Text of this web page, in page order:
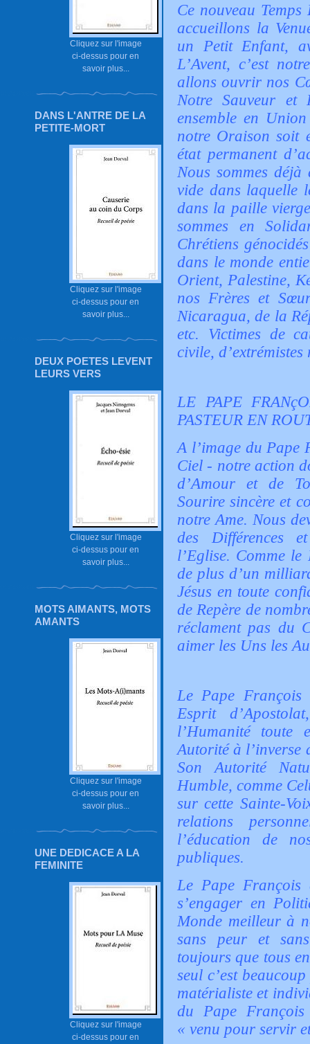
Cliquez sur l'image
ci-dessus pour en
savoir plus...
DANS L'ANTRE DE LA
PETITE-MORT
Cliquez sur l'image
ci-dessus pour en
savoir plus...
DEUX POETES LEVENT
LEURS VERS
Cliquez sur l'image
ci-dessus pour en
savoir plus...
MOTS AIMANTS, MOTS
AMANTS
Cliquez sur l'image
ci-dessus pour en
savoir plus...
UNE DEDICACE A LA
FEMINITE
Cliquez sur l'image
ci-dessus pour en
Ce nouveau
accueillons la
un Petit Enfant,
L’Avent, c’est
allons ouvrir nos
Notre Sauveur et
ensemble en
notre Oraison soit
état permanent
Nous sommes
vide dans laquelle
dans la paille
sommes en
Chrétiens
dans le monde
Orient, Palestine,
nos Frères et
Nicaragua, de la
etc. Victimes de
civile,
LE PAPE
PASTEUR EN
A l’image du
Ciel - notre action
d’Amour et de
Sourire sincère et
notre Ame. Nous
des Différences
l’Eglise. Comme
de plus d’un
Jésus en toute
de Repère de
réclament pas du
aimer les Uns les
Le Pape
Esprit
l’Humanité toute
Autorité à l’inverse
Son Autorité
Humble, comme
sur cette Sainte-
relations
l’éducation de
publiques.
Le Pape François
s’engager en
Monde meilleur à
sans peur et
toujours que tous
seul c’est
matérialiste et
du Pape
« venu pour servir